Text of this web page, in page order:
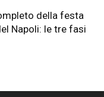
della festa
Napoli: le tre fasi